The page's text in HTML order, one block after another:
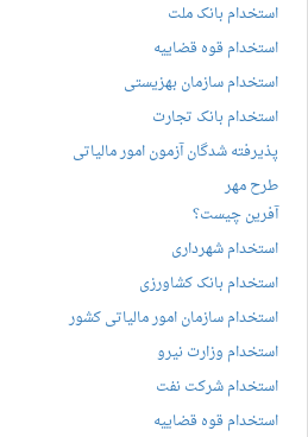
استخدام بانک ملت
استخدام قوه قضاییه
استخدام سازمان بهزیستی
استخدام بانک تجارت
پذیرفته شدگان آزمون امور مالیاتی
طرح مهر
آفرین چیست؟
استخدام شهرداری
استخدام بانک کشاورزی
استخدام سازمان امور مالیاتی کشور
استخدام وزارت نیرو
استخدام شرکت نفت
استخدام قوه قضاییه